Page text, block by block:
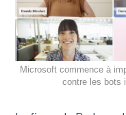
Microsoft commence à
contre les bots